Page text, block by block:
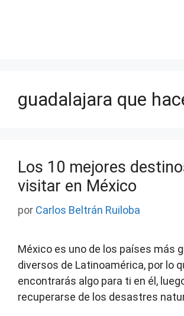
guadalajara que
Los 10 mejores
visitar en México
por Carlos Beltrán Ruiloba
México es uno de los países más
diversos de Latinoamérica, por lo
encontrarás algo para ti en él,
recuperarse de los desastres